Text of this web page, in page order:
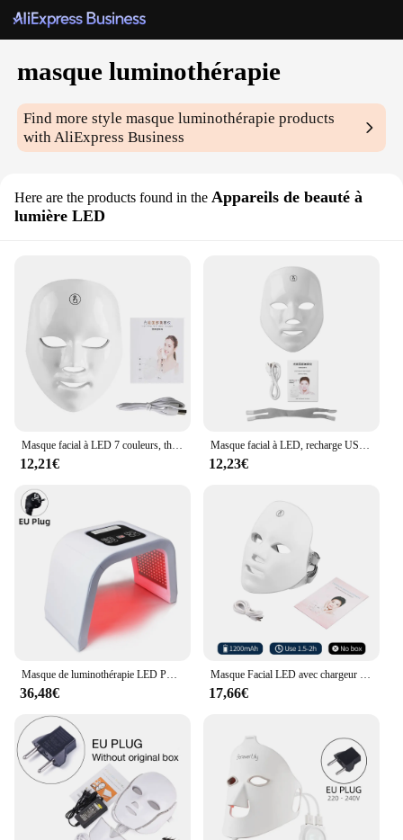
masque luminothérapie
Find more stylemasque luminothérapie products
with AliExpress Business
Here are the products found in the Appareils de beauté à
lumière LED
Masque facial à LED 7 couleurs, thérapie photonique, soin de la peau, outils de beauté, anti-acné, déformable
12,21€
Masque facial à LED, recharge USB, 7 couleurs, thérapie photonique, soin de la peau, soin éclaircissant
12,23€
Masque de luminothérapie LED PDT, 7 couleurs, soins de la peau, beauté, santé, dissolvant d'acné, anti-déformable
36,48€
Masque Facial LED avec chargeur USB, 7 couleurs, thérapie à photons, rajeunissement de la peau, Anti-acné, suppression des rides, masque de soins pour la peau, éclaircissant
17,66€